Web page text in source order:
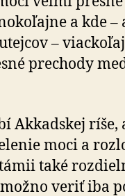
a kde –
–
prechody
Akkadskej ríše,
moci a
také
veriť iba